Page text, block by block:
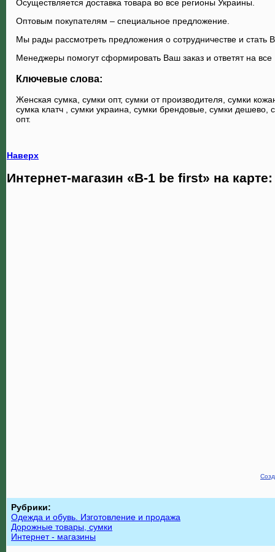
Осуществляется доставка товара во все регионы Украины.
Оптовым покупателям – специальное предложение.
Мы рады рассмотреть предложения о сотрудничестве и
Менеджеры помогут сформировать Ваш заказ и ответят на
Ключевые слова:
Женская сумка, сумки опт, сумки от производителя, сумки
сумка клатч , сумки украина, сумки брендовые, сумки дешево,
опт.
Наверх
Интернет-магазин «B-1 be first» на карте:
Рубрики:
Одежда и обувь. Изготовление и продажа
Дорожные товары, сумки
Интернет - магазины